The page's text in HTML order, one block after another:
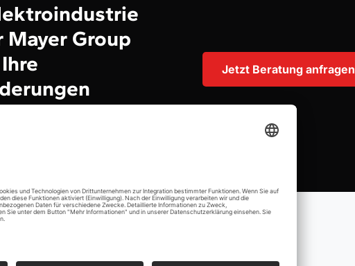
Group
Jetzt Beratung anfragen